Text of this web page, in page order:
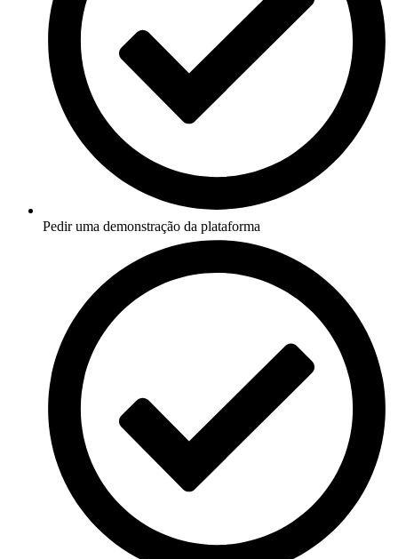
Pedir uma demonstração da plataforma